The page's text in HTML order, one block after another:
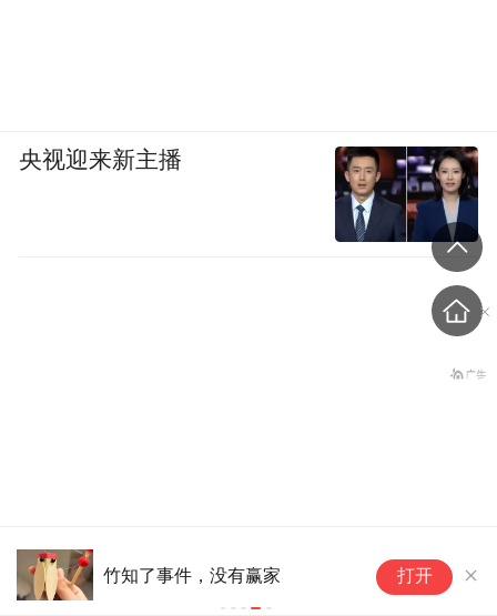
竹知了事件，没有赢家 打开
央视迎来新主播
外国游客爱上中国旅拍、汉
服和美甲